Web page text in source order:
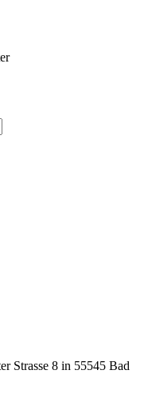
Strasse 8 in 55545 Bad